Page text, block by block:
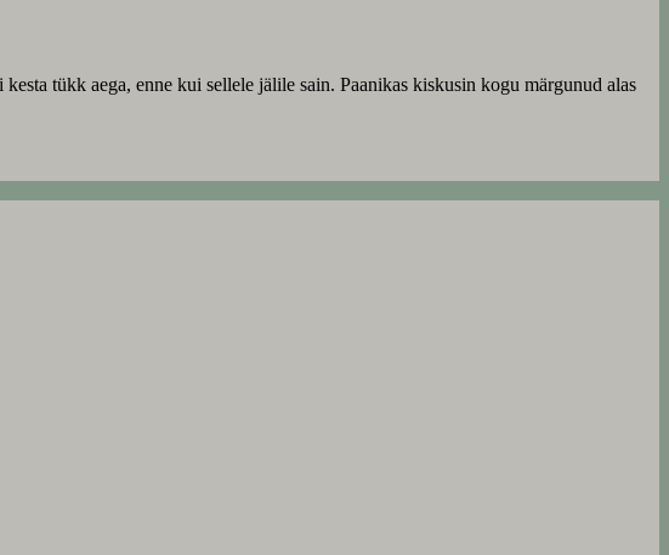
tükk aega, enne kui sellele jälile sain. Paanikas kiskusin kogu märgunud alas